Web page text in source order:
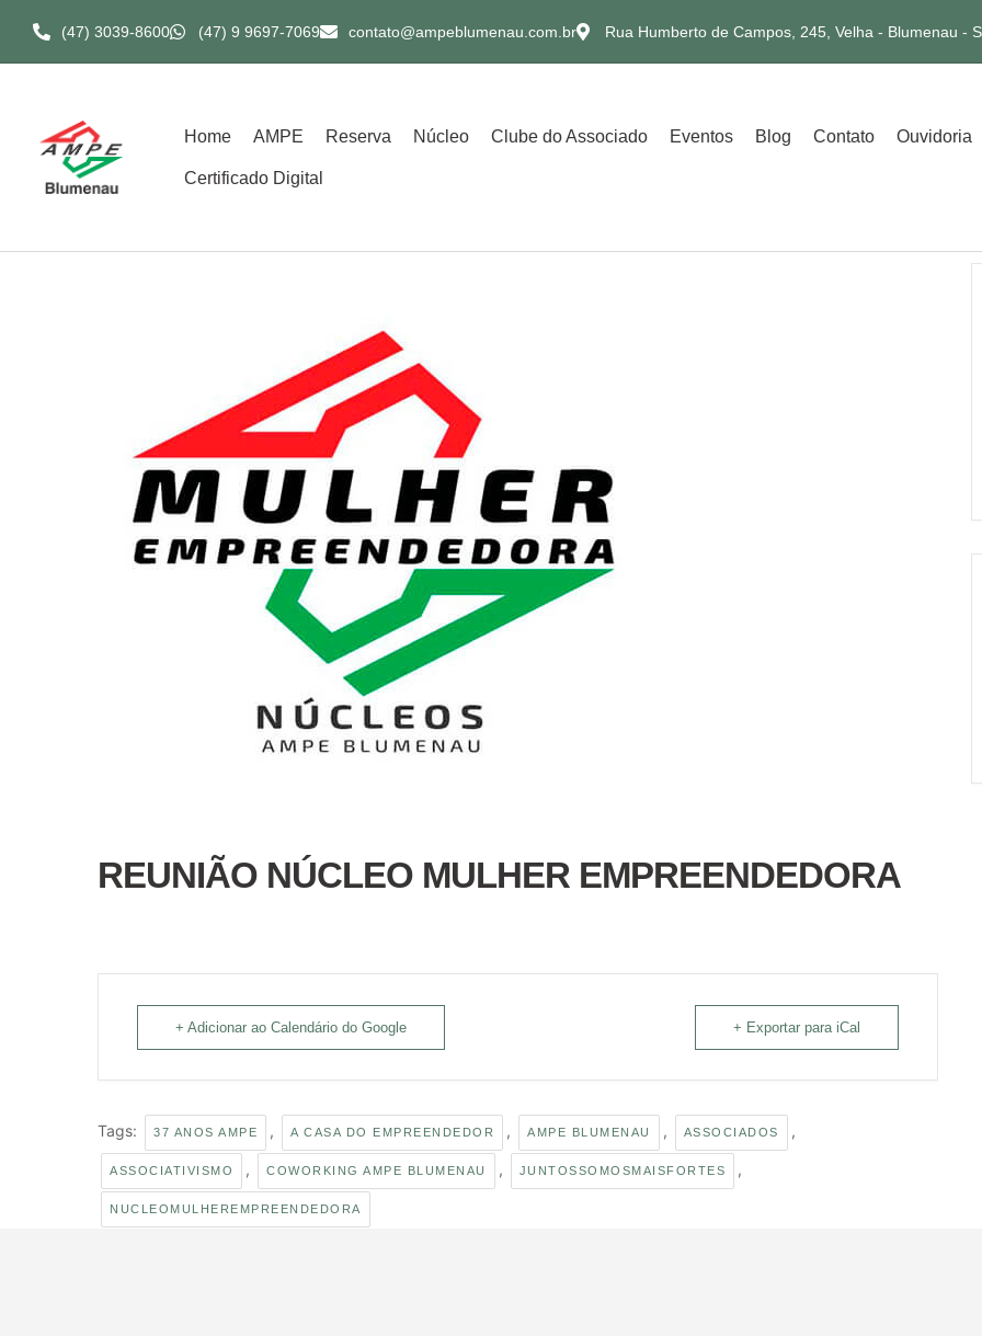
(47) 3039-8600​ (47) 9 9697-7069 contato@ampeblumenau.com.br Rua Humberto de Campos, 245, Velha - Blumenau -
Home AMPE Reserva Núcleo Clube do Associado Eventos Blog Contato Ouvidoria
Certificado Digital
REUNIÃO NÚCLEO MULHER EMPREENDEDORA
+ Adicionar ao Calendário do Google + Exportar para iCal
Tags: 37 ANOS AMPE , A CASA DO EMPREENDEDOR , AMPE BLUMENAU , ASSOCIADOS ,
ASSOCIATIVISMO , COWORKING AMPE BLUMENAU , JUNTOSSOMOSMAISFORTES ,
NUCLEOMULHEREMPREENDEDORA